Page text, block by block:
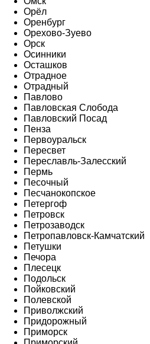
Орёл
Оренбург
Орехово-Зуево
Орск
Осинники
Осташков
Отрадное
Отрадный
Павлово
Павловская Слобода
Павловский Посад
Пенза
Первоуральск
Пересвет
Переславль-Залесский
Пермь
Песочный
Песчанокопское
Петергоф
Петровск
Петрозаводск
Петропавловск-Камчатский
Петушки
Печора
Плесецк
Подольск
Пойковский
Полевской
Приволжский
Придорожный
Приморск